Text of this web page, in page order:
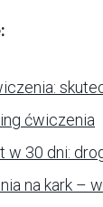
ćwiczenia
w 30 dni:
na kark –